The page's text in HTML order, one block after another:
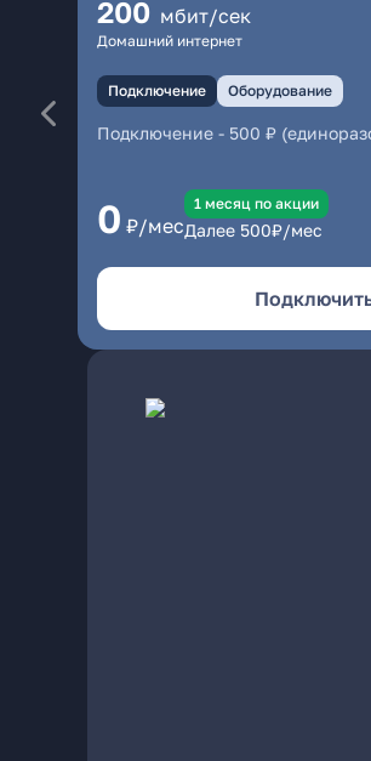
200 мбит/сек
Домашний интернет
Подключение Оборудование
Подключение - 500 ₽
0 ₽/мес
1 месяц по акции
Далее 500₽/мес